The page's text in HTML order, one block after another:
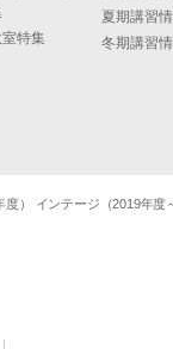
特集
夏期講習
冬期講習
インテージ（2019年度